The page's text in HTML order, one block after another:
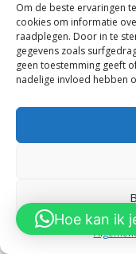
Om de beste ervaringen
cookies om informatie
raadplegen. Door in te
gegevens zoals
geen toestemming geeft
nadelige invloed hebben
Hoe kan ik